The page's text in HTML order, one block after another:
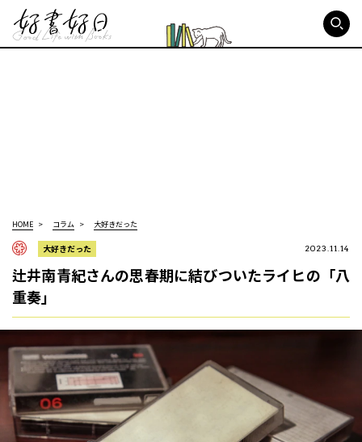
HOME コラム 大好きだった
大好きだった 2023.11.14
辻井南青紀さんの思春期に結びついたライヒの「八
重奏」